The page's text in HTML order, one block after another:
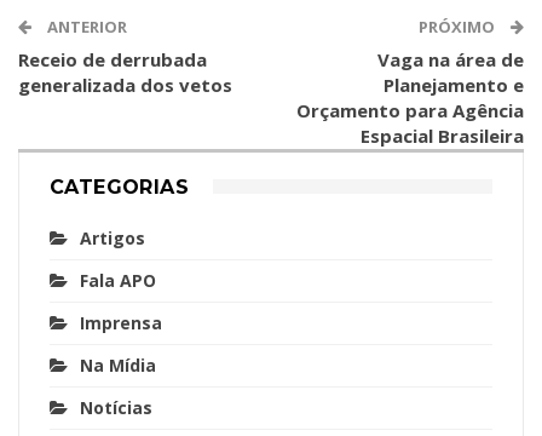
ANTERIOR
Receio de derrubada
generalizada dos vetos
PRÓXIMO
Vaga na área de
Planejamento e
Orçamento para Agência
Espacial Brasileira
CATEGORIAS
Artigos
Fala APO
Imprensa
Na Mídia
Notícias